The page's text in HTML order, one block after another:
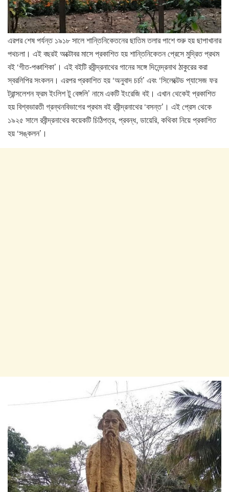
এরপর শেষ পর্যন্ত ১৯১৮ সালে শান্তিনিকেতনের ছাতিম তলার পাশে শুরু হয় ছাপাখানার
পথচলা। এই বছরই অক্টোবর মাসে প্রকাশিত হয় শান্তিনিকেতন প্রেসে মুদ্রিত প্রথম
বই ‘গীত-পঞ্চাশিকা’। এই বইটি রবীন্দ্রনাথের গানের সঙ্গে দিনেন্দ্রনাথ ঠাকুরের করা
স্বরলিপির সংকলন। এরপর প্রকাশিত হয় ‘অনুবাদ চর্চা’ এবং ‘সিলেক্টেড প্যাসেজ ফর
ট্রান্সলেশন ফ্রম ইংলিশ টু বেঙ্গলি’ নামে একটি ইংরেজি বই। এখান থেকেই প্রকাশিত
হয় বিশ্বভারতী গ্রন্থনবিভাগের প্রথম বই রবীন্দ্রনাথের ‘বসন্ত’। এই প্রেস থেকে
১৯২৫ সালে রবীন্দ্রনাথের কয়েকটি চিঠিপত্র, প্রবন্ধ, ডায়েরি, কথিকা নিয়ে প্রকাশিত
হয় ‘সঙ্কলন’।